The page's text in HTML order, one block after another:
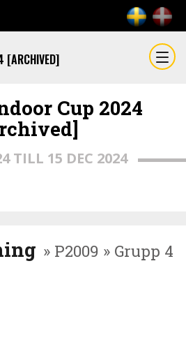
[ARCHIVED]
Cup 2024
TILL 15 DEC 2024
» P2009 » Grupp 4